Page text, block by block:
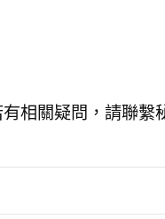
相關疑問，請聯